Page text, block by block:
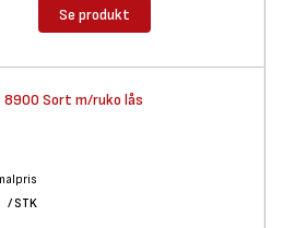
Se produkt
8900 Sort m/ruko lås
/ STK